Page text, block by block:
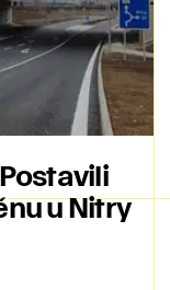
u Nitry